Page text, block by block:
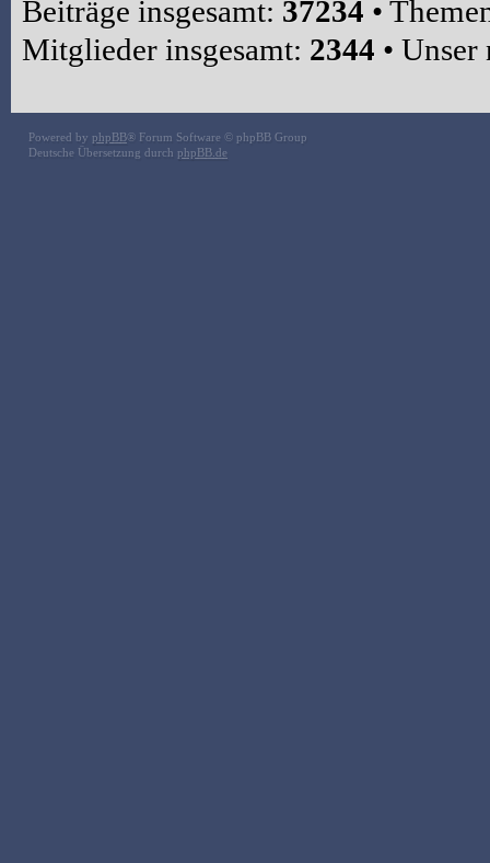
Beiträge insgesamt: 37234 •
Mitglieder insgesamt: 2344 •
Powered by phpBB® Forum Software © phpBB Group
Deutsche Übersetzung durch phpBB.de